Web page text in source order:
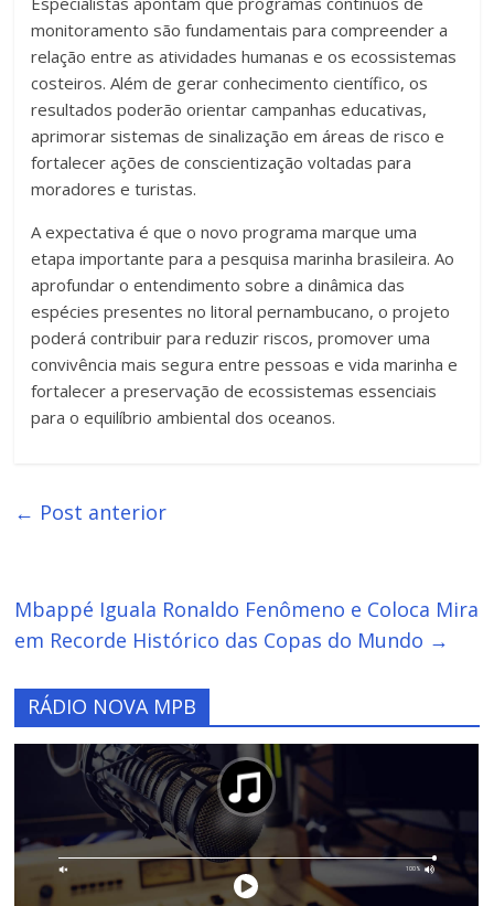
monitoramento são fundamentais para compreender a
relação entre as atividades humanas e os ecossistemas
costeiros. Além de gerar conhecimento científico, os
resultados poderão orientar campanhas educativas,
aprimorar sistemas de sinalização em áreas de risco e
fortalecer ações de conscientização voltadas para
moradores e turistas.
A expectativa é que o novo programa marque uma
etapa importante para a pesquisa marinha brasileira. Ao
aprofundar o entendimento sobre a dinâmica das
espécies presentes no litoral pernambucano, o projeto
poderá contribuir para reduzir riscos, promover uma
convivência mais segura entre pessoas e vida marinha e
fortalecer a preservação de ecossistemas essenciais
para o equilíbrio ambiental dos oceanos.
← Post anterior
Mbappé Iguala Ronaldo Fenômeno e Coloca Mira
em Recorde Histórico das Copas do Mundo →
RÁDIO NOVA MPB